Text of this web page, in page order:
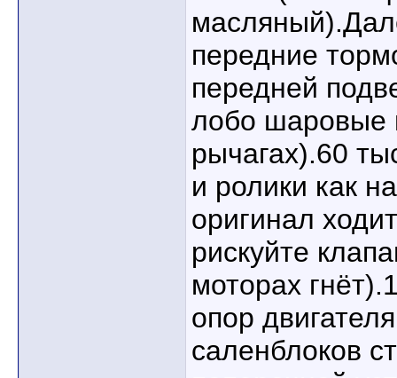
передние
передней
лобо шаровые
рычагах).60
и ролики как
оригинал
рискуйте
моторах
опор
саленблоков